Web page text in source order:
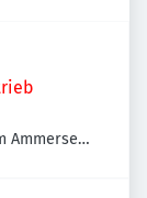
Ammersee,